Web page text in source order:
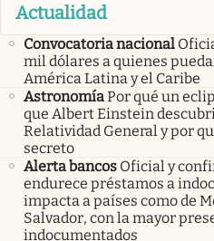
Actualidad
Convocatoria nacional
mil dólares a quienes
América Latina y el Caribe
AstronomíaPor qué un
que Albert Einstein
Relatividad General y por
secreto
Alerta bancos Oficial y
endurece préstamos a
impacta a países como de
Salvador, con la mayor
indocumentados